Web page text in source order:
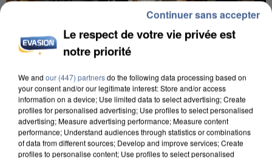
INCENDIES : L’ÎLE-DE-FRANCE LANCE UN ÉLAN
DE SOLIDARITÉ AVEC LES...
Le respect de votre vie privée est
notre priorité
We and our (447) partnersdo the following data processing based on
your consent and/or our legitimate interest: Store and/or access
information on a device; Use limited data to select advertising; Create
profiles for personalised advertising; Use profiles to select personalised
advertising; Measure advertising performance; Measure content
performance; Understand audiences through statistics or combinations
of data from different sources; Develop and improve services; Create
profiles to personalise content; Use profiles to select personalised
Continuer sans accepter